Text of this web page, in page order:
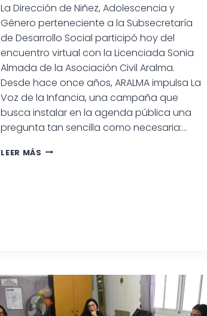
La Dirección de Niñez, Adolescencia y
Género perteneciente a la Subsecretaría
de Desarrollo Social participó hoy del
encuentro virtual con la Licenciada Sonia
Almada de la Asociación Civil Aralma.
Desde hace once años, ARALMA impulsa La
Voz de la Infancia, una campaña que
busca instalar en la agenda pública una
pregunta tan sencilla como necesaria:…
LEER MÁS PARTICIPACIÓN